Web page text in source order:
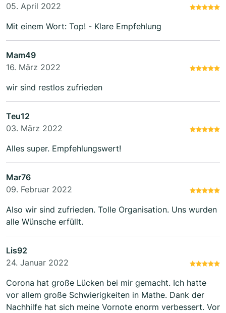
05. April 2022
Mit einem Wort: Top! - Klare Empfehlung
Mam49
16. März 2022
wir sind restlos zufrieden
Teu12
03. März 2022
Alles super. Empfehlungswert!
Mar76
09. Februar 2022
Also wir sind zufrieden. Tolle Organisation. Uns wurden
alle Wünsche erfüllt.
Lis92
24. Januar 2022
Corona hat große Lücken bei mir gemacht. Ich hatte
vor allem große Schwierigkeiten in Mathe. Dank der
Nachhilfe hat sich meine Vornote enorm verbessert. Vor